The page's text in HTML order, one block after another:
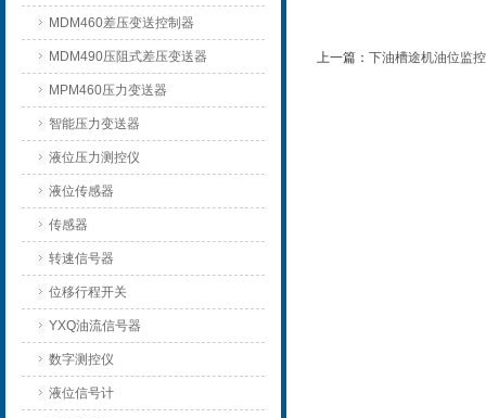
MDM460差压变送控制器
MDM490压阻式差压变送器
MPM460压力变送器
智能压力变送器
液位压力测控仪
液位传感器
传感器
转速信号器
位移行程开关
YXQ油流信号器
数字测控仪
液位信号计
上一篇： 下油槽途机油位监